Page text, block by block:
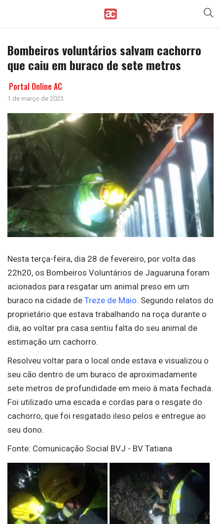
Bombeiros voluntários salvam cachorro
que caiu em buraco de sete metros
Portal Online AC
1 de março de 2023
Nesta terça-feira, dia 28 de fevereiro, por volta das
22h20, os Bombeiros Voluntários de Jaguaruna foram
acionados para resgatar um animal preso em um
buraco na cidade de Treze de Maio. Segundo relatos do
proprietário que estava trabalhando na roça durante o
dia, ao voltar pra casa sentiu falta do seu animal de
estimação um cachorro.
Resolveu voltar para o local onde estava e visualizou o
seu cão dentro de um buraco de aproximadamente
sete metros de profundidade em meio à mata fechada.
Foi utilizado uma escada e cordas para o resgate do
cachorro, que foi resgatado ileso pelos e entregue ao
seu dono.
Fonte: Comunicação Social BVJ - BV Tatiana